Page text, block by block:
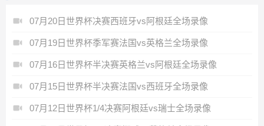
07月20日世界杯决赛西班牙vs阿根廷全场录像
07月19日世界杯季军赛法国vs英格兰全场录像
07月16日世界杯半决赛英格兰vs阿根廷全场录像
07月15日世界杯半决赛法国vs西班牙全场录像
07月12日世界杯1/4决赛阿根廷vs瑞士全场录像